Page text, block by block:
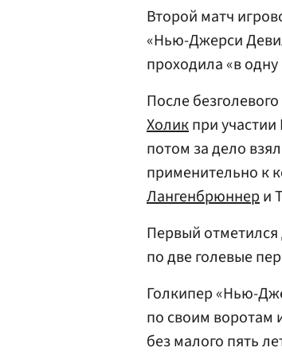
Второй матч
«Нью-Джерси
проходила «в одну
После
Холикпри
потом за дело
применительно к
Лангенбрюннери
Первый отметился
по две голевые
Голкипер «Нью-
по своим воротам
без малого пять